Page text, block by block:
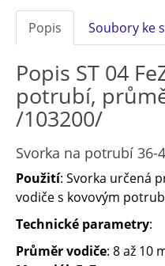
Popis Soubory ke
Popis ST 04
potrubí,
/103200/
Svorka na potrubí 36-
Použití: Svorka určená
vodiče s kovovým
Technické parametry:
Průměr vodiče: 8 až 10